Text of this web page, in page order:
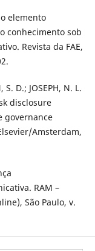
elemento
conhecimento sob
Revista da FAE,
D.; JOSEPH, N. L.
disclosure
governance
Amsterdam,
RAM –
São Paulo, v.